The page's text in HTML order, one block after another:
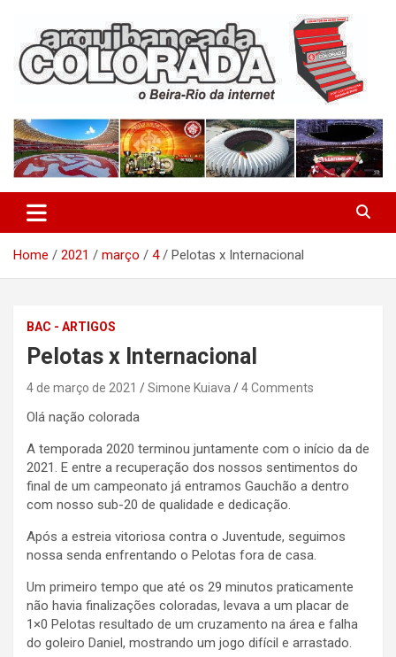
content
Arquibancada Colorada
Home 2021 março 4 Pelotas x Internacional
BAC - ARTIGOS
Pelotas x Internacional
4 de março de 2021 Simone Kuiava 4 Comments
Olá nação colorada
A temporada 2020 terminou juntamente com o início da de
2021. E entre a recuperação dos nossos sentimentos do
final de um campeonato já entramos Gauchão a dentro
com nosso sub-20 de qualidade e dedicação.
Após a estreia vitoriosa contra o Juventude, seguimos
nossa senda enfrentando o Pelotas fora de casa.
Um primeiro tempo que até os 29 minutos praticamente
não havia finalizações coloradas, levava a um placar de
1×0 Pelotas resultado de um cruzamento na área e falha
do goleiro Daniel, mostrando um jogo difícil e arrastado.